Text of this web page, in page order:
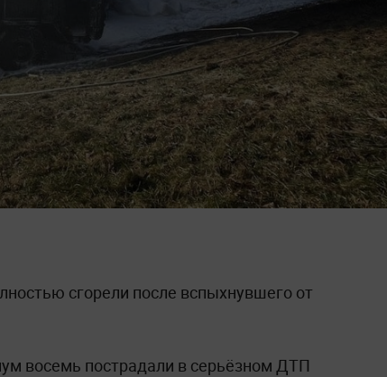
сгорели после вспыхнувшего от
восемь пострадали в серьёзном ДТП